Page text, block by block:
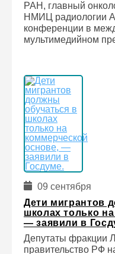
РАН, главный
НМИЦ радиологии
конференции в
мультимедийном
09 сентября
Дети мигрантов
школах только
— заявили в
Депутаты фракции
правительство РФ